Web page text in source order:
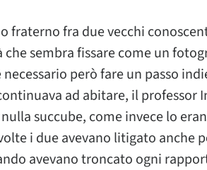
fraterno fra due vecchi
sembra fissare come un
però fare un passo
ad abitare, il professor
succube, come invece lo
i due avevano litigato anche
avevano troncato ogni